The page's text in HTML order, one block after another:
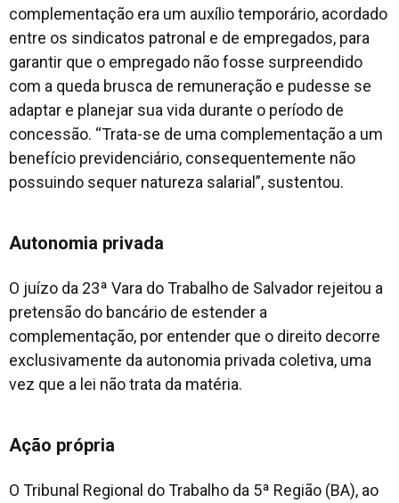
complementação era um auxílio temporário, acordado
entre os sindicatos patronal e de empregados, para
garantir que o empregado não fosse surpreendido
com a queda brusca de remuneração e pudesse se
adaptar e planejar sua vida durante o período de
concessão. “Trata-se de uma complementação a um
benefício previdenciário, consequentemente não
possuindo sequer natureza salarial”, sustentou.
Autonomia privada
O juízo da 23ª Vara do Trabalho de Salvador rejeitou a
pretensão do bancário de estender a
complementação, por entender que o direito decorre
exclusivamente da autonomia privada coletiva, uma
vez que a lei não trata da matéria.
Ação própria
O Tribunal Regional do Trabalho da 5ª Região (BA), ao